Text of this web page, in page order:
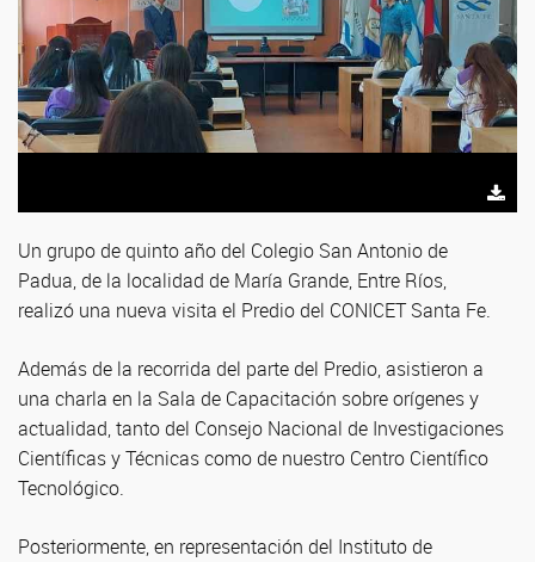
Un grupo de quinto año del Colegio San Antonio de
Padua, de la localidad de María Grande, Entre Ríos,
realizó una nueva visita el Predio del CONICET Santa Fe.
Además de la recorrida del parte del Predio, asistieron a
una charla en la Sala de Capacitación sobre orígenes y
actualidad, tanto del Consejo Nacional de Investigaciones
Científicas y Técnicas como de nuestro Centro Científico
Tecnológico.
Posteriormente, en representación del Instituto de